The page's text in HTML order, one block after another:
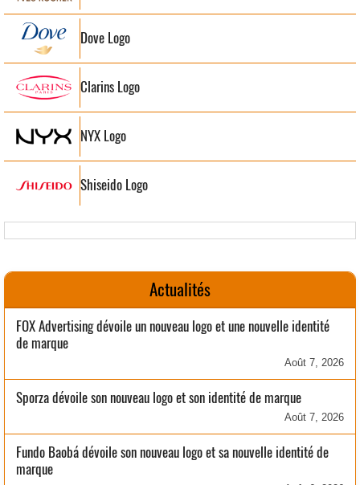
Dove Logo
Clarins Logo
NYX Logo
Shiseido Logo
Actualités
FOX Advertising dévoile un nouveau logo et une nouvelle identité
de marque
Août 7, 2026
Sporza dévoile son nouveau logo et son identité de marque
Août 7, 2026
Fundo Baobá dévoile son nouveau logo et sa nouvelle identité de
marque